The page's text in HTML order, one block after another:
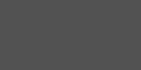
colorstrip Jon